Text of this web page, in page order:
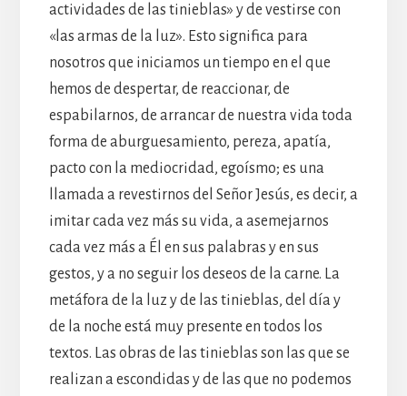
actividades de las tinieblas» y de vestirse con
«las armas de la luz». Esto significa para
nosotros que iniciamos un tiempo en el que
hemos de despertar, de reaccionar, de
espabilarnos, de arrancar de nuestra vida toda
forma de aburguesamiento, pereza, apatía,
pacto con la mediocridad, egoísmo; es una
llamada a revestirnos del Señor Jesús, es decir, a
imitar cada vez más su vida, a asemejarnos
cada vez más a Él en sus palabras y en sus
gestos, y a no seguir los deseos de la carne. La
metáfora de la luz y de las tinieblas, del día y
de la noche está muy presente en todos los
textos. Las obras de las tinieblas son las que se
realizan a escondidas y de las que no podemos